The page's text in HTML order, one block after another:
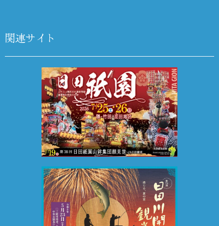
関連サイト